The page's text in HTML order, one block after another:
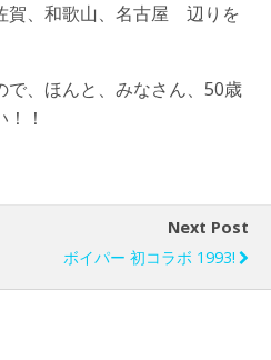
賀、和歌山、名古屋 辺りを
で、ほんと、みなさん、50歳
！
Next Post
ボイパー 初コラボ 1993!